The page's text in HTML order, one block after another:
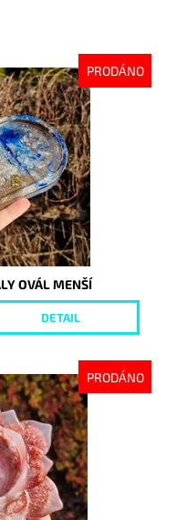
PRODÁNO
OVÁL MENŠÍ
DETAIL
PRODÁNO